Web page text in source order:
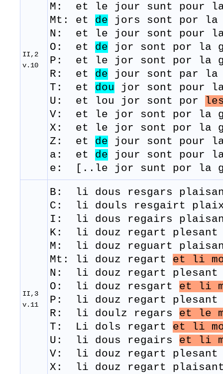
II,2
v.10
M: et le j our sunt pour
Mt: et de jors sont por la
N: et le jour sont pour
O: et de jor sont por la
P: et le jor sont por la
R: et de j our sont par la
T: et dou j or sont pour
U: et lou jor sont por
V: et le jor sont por la
X: et le jor sont por la
Z: et de jour sont pour
a: et de jour sont pour
e: [..le jor sunt por la
II,3
v.11
B: li dous resgars
C: li douls resgairt
I: li dous regairs
K: li douz regart plesant
M:
li douz reguart
Mt: li douz regart et li
N: li douz regart plesant
O: li douz resgart et li
P: li douz regart plesant
R: ​ li doulz regars et le
T: Li dols regart
et li
U: li dous regairs et li
V: li douz regart plesant
X: li douz regart